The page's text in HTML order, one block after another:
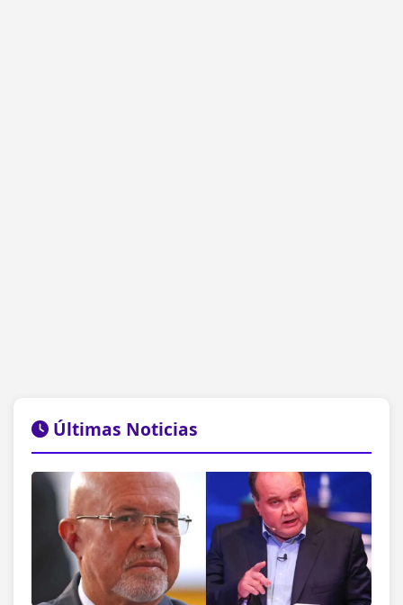
Últimas Noticias